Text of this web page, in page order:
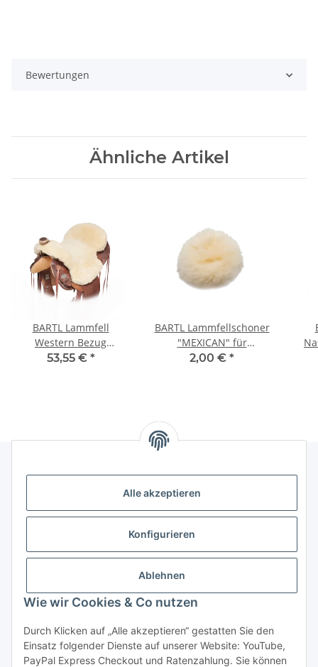
Alle akzeptieren
Konfigurieren
Ablehnen
Wie wir Cookies & Co nutzen
Durch Klicken auf „Alle akzeptieren“ gestatten Sie den
Einsatz folgender Dienste auf unserer Website: YouTube,
PayPal Express Checkout und Ratenzahlung. Sie können
Bewertungen
Ähnliche Artikel
BARTL Lammfell
Western Bezug
"CALIFORNIA"
53,55 € *
BARTL Lammfellschoner
"MEXICAN" für
mexikanische Trense
2,00 € *
Versand- und Zahlungsarten